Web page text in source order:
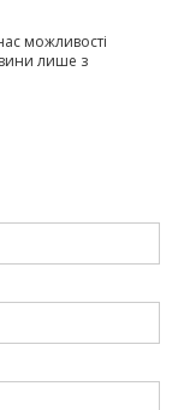
можливості
лише з